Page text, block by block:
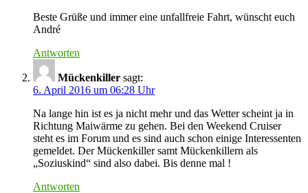
Beste Grüße und immer eine unfallfreie Fahrt, wünscht euch
André
Antworten
Mückenkiller sagt:
6. April 2016 um 06:28 Uhr
Na lange hin ist es ja nicht mehr und das Wetter scheint ja in
Richtung Maiwärme zu gehen. Bei den Weekend Cruiser
steht es im Forum und es sind auch schon einige Interessenten
gemeldet. Der Mückenkiller samt Mückenkillern als
„Soziuskind“ sind also dabei. Bis denne mal !
Antworten